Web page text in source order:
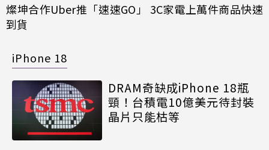
燦坤合作Uber推「速速GO」 3C家電上萬件商品快速
到貨
iPhone 18
DRAM奇缺成iPhone 18瓶
頸！台積電10億美元待封裝
晶片只能枯等